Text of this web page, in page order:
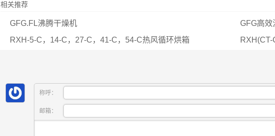
相关推荐
GFG.FL沸腾干燥机
GFG高效
RXH-5-C，14-C，27-C，41-C，54-C热风循环烘箱
称呼：
邮箱：